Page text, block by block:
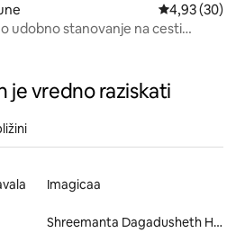
Povprečna
4,93 (30)
udobno stanovanje na cesti
je vredno raziskati
Imagicaa
Shreemanta Dagadusheth Halwai Ganapati Mandir